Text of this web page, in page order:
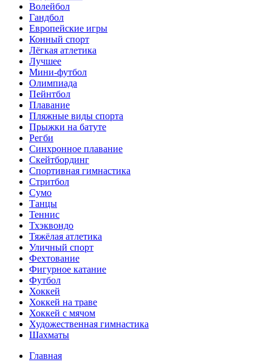
Волейбол
Гандбол
Европейские игры
Конный спорт
Лёгкая атлетика
Лучшее
Мини-футбол
Олимпиада
Пейнтбол
Плавание
Пляжные виды спорта
Прыжки на батуте
Регби
Синхронное плавание
Скейтбординг
Спортивная гимнастика
Стритбол
Сумо
Танцы
Теннис
Тхэквондо
Тяжёлая атлетика
Уличный спорт
Фехтование
Фигурное катание
Футбол
Хоккей
Хоккей на траве
Хоккей с мячом
Художественная гимнастика
Шахматы
Главная